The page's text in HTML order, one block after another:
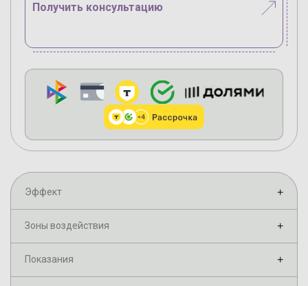
Получить консультацию
Эффект +
Зоны воздействия +
Показания +